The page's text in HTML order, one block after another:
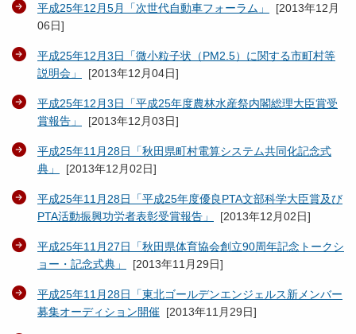
平成25年12月5月「次世代自動車フォーラム」 [2013年12月
06日]
平成25年12月3日「微小粒子状（PM2.5）に関する市町村等
説明会」
[2013年12月04日]
平成25年12月3日「平成25年度農林水産祭内閣総理大臣賞受
賞報告」
[2013年12月03日]
平成25年11月28日「秋田県町村電算システム共同化記念式
典」
[2013年12月02日]
平成25年11月28日「平成25年度優良PTA文部科学大臣賞及び
PTA活動振興功労者表彰受賞報告」
[2013年12月02日]
平成25年11月27日「秋田県体育協会創立90周年記念トークシ
ョー・記念式典」
[2013年11月29日]
平成25年11月28日「東北ゴールデンエンジェルス新メンバー
募集オーディション開催 [2013年11月29日]